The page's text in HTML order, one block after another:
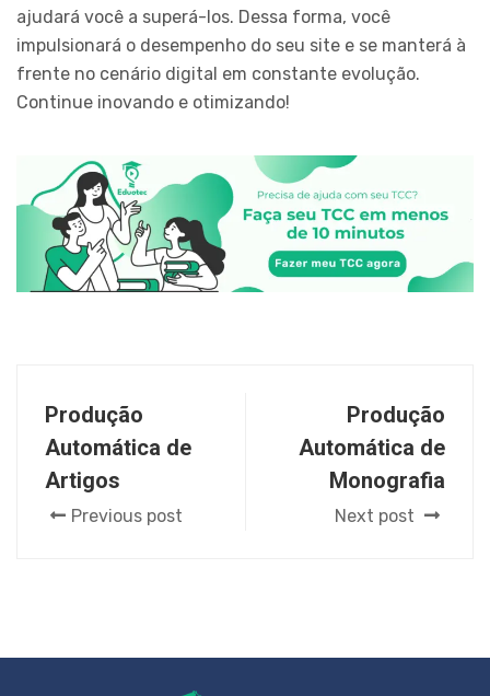
ajudará você a superá-los. Dessa forma, você
impulsionará o desempenho do seu site e se manterá à
frente no cenário digital em constante evolução.
Continue inovando e otimizando!
Produção
Automática de
Artigos
Previous post
Produção
Automática de
Monografia
Next post